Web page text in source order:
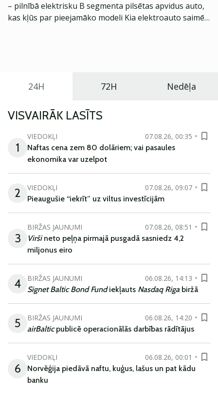
– pilnībā elektrisku B segmenta pilsētas apvidus auto,
kas kļūs par pieejamāko modeli Kia elektroauto saimē
24H 72H Nedēļa
VISVAIRĀK LASĪTS
1
VIEDOKĻI
07.08.26, 00:35
Naftas cena zem 80 dolāriem; vai pasaules
ekonomika var uzelpot
2 VIEDOKĻI
07.08.26, 09:07
Pieaugušie “iekrīt” uz viltus investīcijām
3
BIRŽAS JAUNUMI
07.08.26, 08:51
Viršineto peļņa pirmajā pusgadā sasniedz 4,2
miljonus eiro
4 BIRŽAS JAUNUMI
06.08.26, 14:13
Signet Baltic Bond Fundiekļauts Nasdaq Riga biržā
5 BIRŽAS JAUNUMI
06.08.26, 14:20
airBalticpublicē operacionālās darbības rādītājus
6
VIEDOKĻI
06.08.26, 00:01
Norvēģija piedāvā naftu, kuģus, lašus un pat kādu
banku